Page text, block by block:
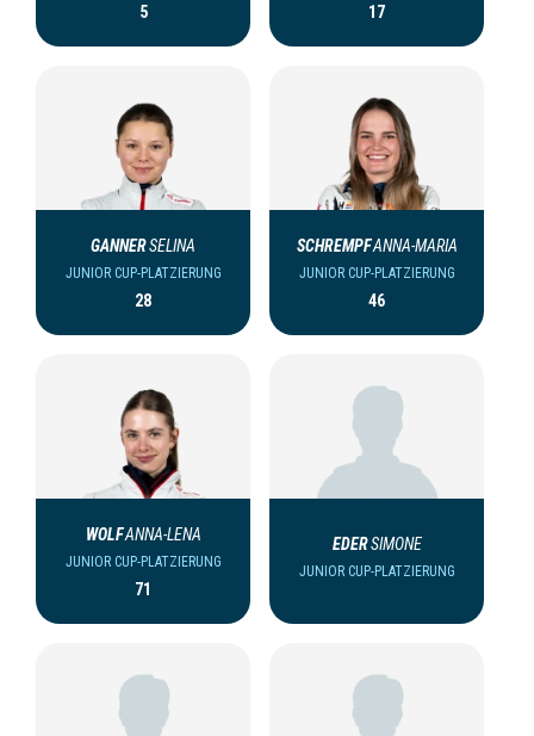
5 17
GANNERSELINA
JUNIOR CUP-PLATZIERUNG
28
SCHREMPFANNA-MARIA
JUNIOR CUP-PLATZIERUNG
46
WOLFANNA-LENA
JUNIOR CUP-PLATZIERUNG
71
EDERSIMONE
JUNIOR CUP-PLATZIERUNG